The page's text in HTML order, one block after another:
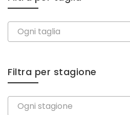
Ogni taglia
Filtra per stagione
Ogni stagione